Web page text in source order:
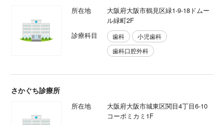
所在地
大阪府大阪市鶴見区緑1-9-18ドムー
ル緑町2F
診療科目
歯科
小児歯科
歯科口腔外科
さかぐち診療所
所在地
大阪府大阪市城東区関目4丁目6-10
コーポミカミ1F